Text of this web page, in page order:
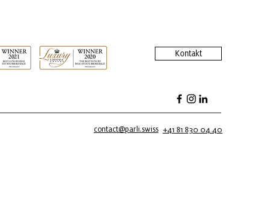
Kontakt
contact@parli.swiss +41 81 830 04 40